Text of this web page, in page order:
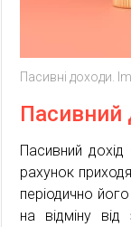
Пасивні доходи.
Пасивний
Пасивний
рахунок
періодично
на відміну від